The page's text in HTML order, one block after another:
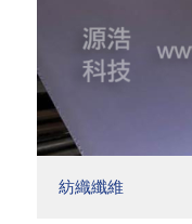
紡織纖維